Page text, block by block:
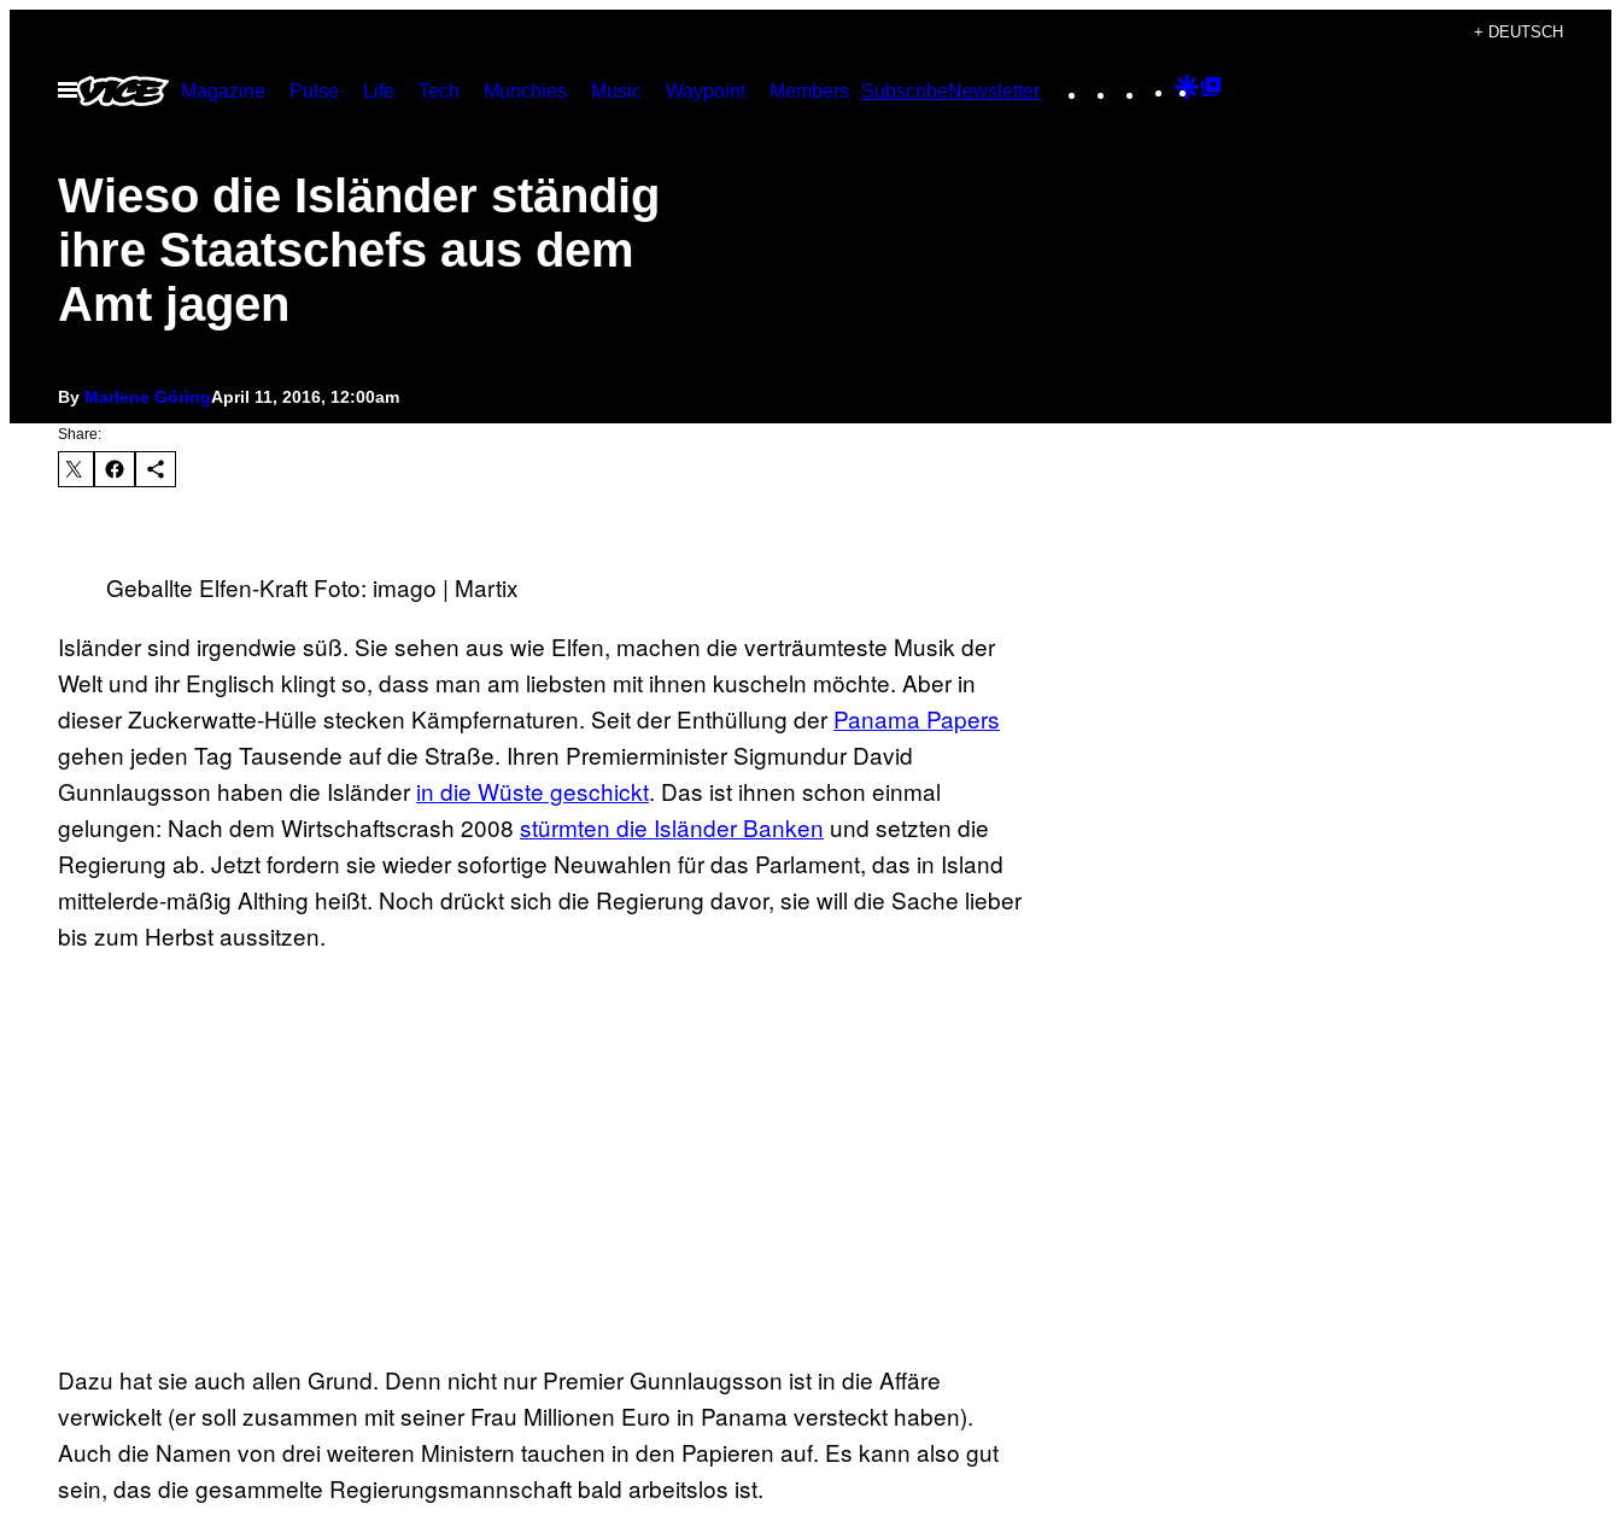
content
+ DEUTSCH
Open
Menu
Magazine Pulse Life Tech Munchies Music Waypoint Members SubscribeNewsletter Instagram
TikTokYouTube
Google
Wieso die Isländer ständig
ihre Staatschefs aus dem
Amt jagen
By Marlene GöringApril 11, 2016, 12:00am
Share:
Geballte Elfen-Kraft Foto: imago | Martix
Isländer sind irgendwie süß. Sie sehen aus wie Elfen, machen die verträumteste Musik der
Welt und ihr Englisch klingt so, dass man am liebsten mit ihnen kuscheln möchte. Aber in
dieser Zuckerwatte-Hülle stecken Kämpfernaturen. Seit der Enthüllung der Panama Papers
gehen jeden Tag Tausende auf die Straße. Ihren Premierminister Sigmundur David
Gunnlaugsson haben die Isländer in die Wüste geschickt. Das ist ihnen schon einmal
gelungen: Nach dem Wirtschaftscrash 2008 stürmten die Isländer Banken und setzten die
Regierung ab. Jetzt fordern sie wieder sofortige Neuwahlen für das Parlament, das in Island
mittelerde-mäßig Althing heißt. Noch drückt sich die Regierung davor, sie will die Sache lieber
bis zum Herbst aussitzen.
Dazu hat sie auch allen Grund. Denn nicht nur Premier Gunnlaugsson ist in die Affäre
verwickelt (er soll zusammen mit seiner Frau Millionen Euro in Panama versteckt haben).
Auch die Namen von drei weiteren Ministern tauchen in den Papieren auf. Es kann also gut
sein, das die gesammelte Regierungsmannschaft bald arbeitslos ist.